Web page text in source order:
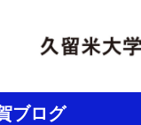
ブログ